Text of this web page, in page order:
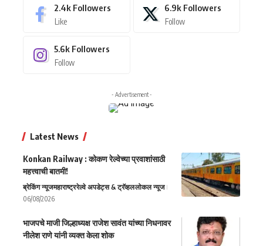
2.4k Followers
Like
6.9k Followers
Follow
5.6k Followers
Follow
- Advertisement -
Latest News
Konkan Railway : कोकण रेल्वेच्या प्रवाशांसाठी
महत्त्वाची बातमी!
ब्रेकिंग न्यूजमहाराष्ट्ररेल्वे अपडेट्स & ट्रॅव्हललोकल न्यूज
06/08/2026
भाजपचे माजी जिल्हाध्यक्ष राजेश सावंत यांच्या निधनावर
नीलेश राणे यांनी व्यक्त केला शोक